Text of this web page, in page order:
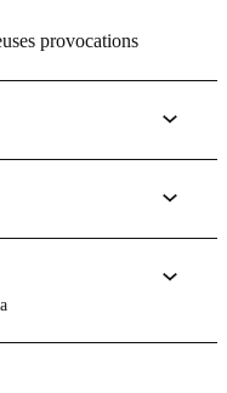
provocations